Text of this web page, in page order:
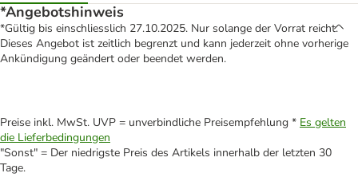
*Angebotshinweis
*Gültig bis einschliesslich 27.10.2025. Nur solange der Vorrat reicht.
Dieses Angebot ist zeitlich begrenzt und kann jederzeit ohne vorherige
Ankündigung geändert oder beendet werden.
Preise inkl. MwSt. UVP = unverbindliche Preisempfehlung * Es gelten
die Lieferbedingungen
"Sonst" = Der niedrigste Preis des Artikels innerhalb der letzten 30
Tage.